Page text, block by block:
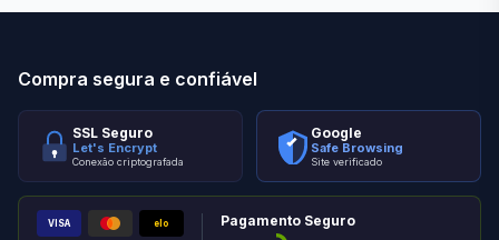
Compra segura e confiável
SSL Seguro
Let's Encrypt
Conexão criptografada
Google
Safe Browsing
Site verificado
VISA elo Pagamento Seguro